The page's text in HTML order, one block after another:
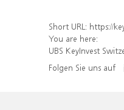
Short URL: https://keyinvest-
You are here:
UBS KeyInvest
Folgen Sie uns auf